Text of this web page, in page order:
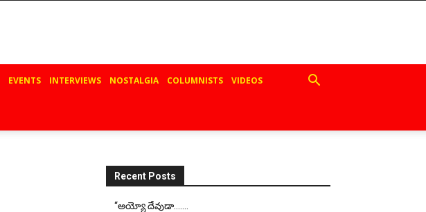
EVENTS INTERVIEWS NOSTALGIA COLUMNISTS VIDEOS
Recent Posts
“అయ్యో దేవుడా…….